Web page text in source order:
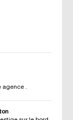
agence .